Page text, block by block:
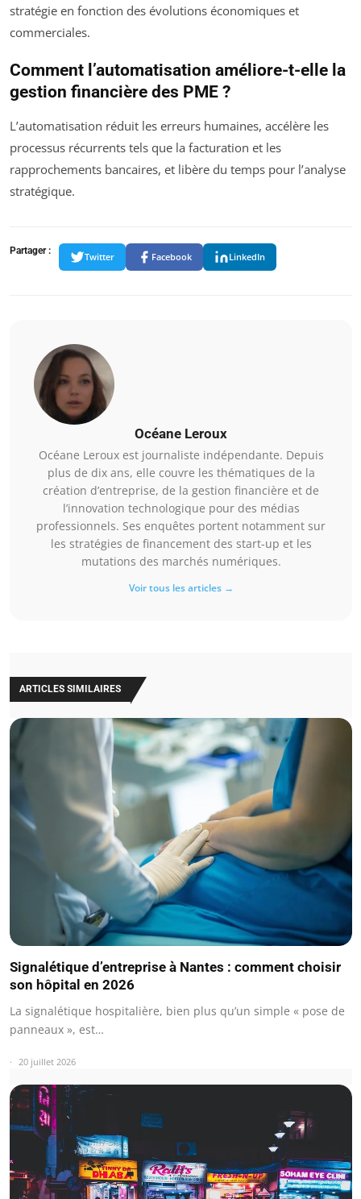
stratégie en fonction des évolutions économiques et
commerciales.
Comment l’automatisation améliore-t-elle la
gestion financière des PME ?
L’automatisation réduit les erreurs humaines, accélère les
processus récurrents tels que la facturation et les
rapprochements bancaires, et libère du temps pour l’analyse
stratégique.
Partager :
Twitter Facebook LinkedIn
Océane Leroux
Océane Leroux est journaliste indépendante. Depuis
plus de dix ans, elle couvre les thématiques de la
création d’entreprise, de la gestion financière et de
l’innovation technologique pour des médias
professionnels. Ses enquêtes portent notamment sur
les stratégies de financement des start-up et les
mutations des marchés numériques.
Voir tous les articles →
ARTICLES SIMILAIRES
Signalétique d’entreprise à Nantes : comment choisir
son hôpital en 2026
La signalétique hospitalière, bien plus qu’un simple « pose de
panneaux », est…
20 juillet 2026